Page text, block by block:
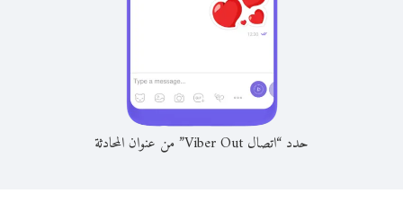
حدد “اتصال Viber Out” من عنوان المحادثة